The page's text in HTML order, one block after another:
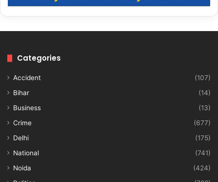
Categories
Accident
(107)
Bihar
(14)
Business
(13)
Crime
(677)
Delhi
(175)
National
(741)
Noida
(424)